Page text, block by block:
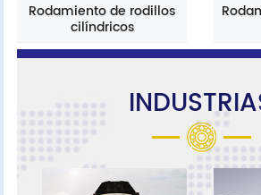
Rodamiento de rodillos
cilíndricos